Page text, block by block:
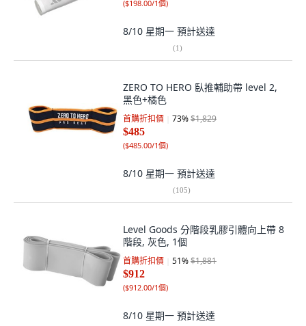
($198.00/1個)
8/10 星期一 預計送達
(1)
ZERO TO HERO 臥推輔助帶 level 2,
黑色+橘色
首購折扣價 73%$1,829
$485
($485.00/1個)
8/10 星期一 預計送達
(105)
Level Goods 分階段乳膠引體向上帶 8
階段, 灰色, 1個
首購折扣價 51%$1,881
$912
($912.00/1個)
8/10 星期一 預計送達